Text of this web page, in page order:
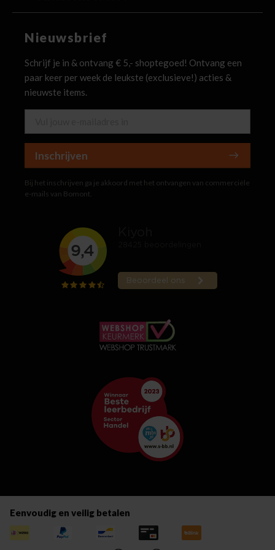
Nieuwsbrief
Schrijf je in & ontvang € 5,- shoptegoed! Ontvang een
paar keer per week de leukste (exclusieve!) acties &
nieuwste items.
Inschrijven
Bij het inschrijven ga je akkoord met het ontvangen van commerciële
e-mails van Bomont.
Eenvoudig en veilig betalen